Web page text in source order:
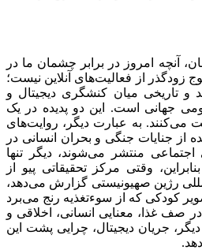
آنچه امروز در برابر چشمان ما در
از فعالیت‌های آنلاین نیست؛
و تاریخی میان کنشگری دیجیتال و
جهانی است. این دو پدیده در یک
می‌کنند. به عبارت دیگر، روایت‌های
از جنایات جنگی و بحران انسانی در
منتشر می‌شوند، دیگر تنها
وقتی مرکز تحقیقاتی پیو از
رژین صهیونیستی گزارش می‌دهد،
کودکی که از سوءتغذیه رنج می‌برد
صف غذا، معنایی انسانی، اخلاقی و
جریان دیجیتال، چرایی پشت این